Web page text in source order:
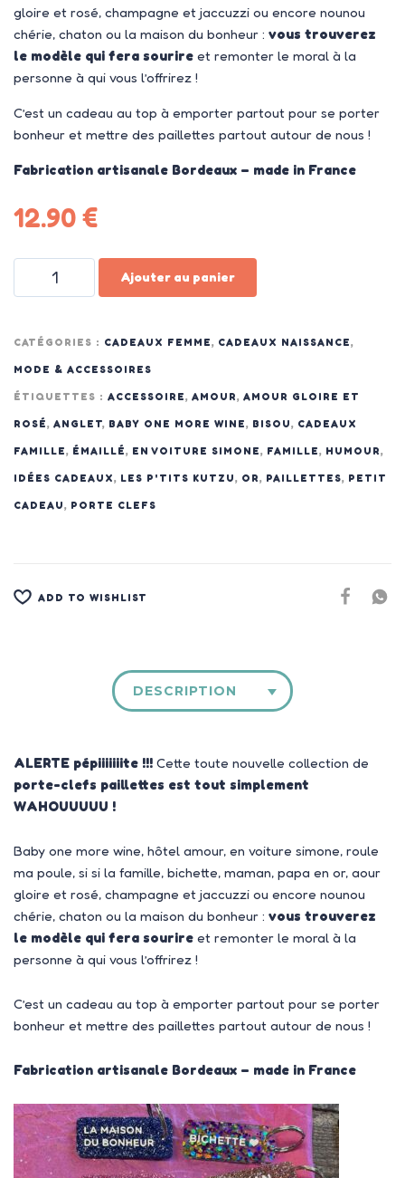
gloire et rosé, champagne et jaccuzzi ou encore nounou
chérie, chaton ou la maison du bonheur : vous trouverez
le modèle qui fera sourire et remonter le moral à la
personne à qui vous l’offrirez !
C’est un cadeau au top à emporter partout pour se porter
bonheur et mettre des paillettes partout autour de nous !
Fabrication artisanale Bordeaux – made in France
12.90€
Ajouter au panier
CATÉGORIES : CADEAUX FEMME, CADEAUX NAISSANCE,
MODE & ACCESSOIRES
ÉTIQUETTES : ACCESSOIRE, AMOUR, AMOUR GLOIRE ET
ROSÉ, ANGLET, BABY ONE MORE WINE, BISOU, CADEAUX
FAMILLE, ÉMAILLÉ, EN VOITURE SIMONE, FAMILLE, HUMOUR,
IDÉES CADEAUX, LES P'TITS KUTZU, OR, PAILLETTES, PETIT
CADEAU, PORTE CLEFS
ADD TO WISHLIST
DESCRIPTION
ALERTE pépiiiiiiite !!! Cette toute nouvelle collection de
porte-clefs paillettes est tout simplement
WAHOUUUUU !
Baby one more wine, hôtel amour, en voiture simone, roule
ma poule, si si la famille, bichette, maman, papa en or, aour
gloire et rosé, champagne et jaccuzzi ou encore nounou
chérie, chaton ou la maison du bonheur : vous trouverez
le modèle qui fera sourire et remonter le moral à la
personne à qui vous l’offrirez !
C’est un cadeau au top à emporter partout pour se porter
bonheur et mettre des paillettes partout autour de nous !
Fabrication artisanale Bordeaux – made in France